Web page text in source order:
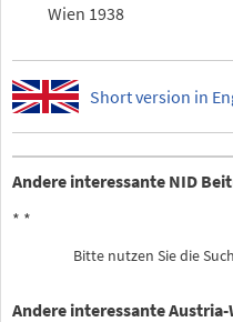
Wien 1938
Short version in
Andere interessante NID
* *
Bitte nutzen Sie die
Andere interessante